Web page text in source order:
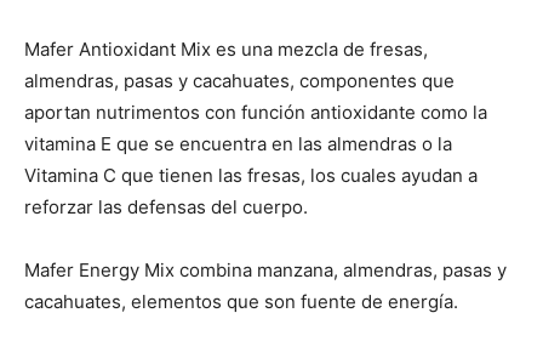
Mafer Antioxidant Mix es una mezcla de fresas,
almendras, pasas y cacahuates, componentes que
aportan nutrimentos con función antioxidante como la
vitamina E que se encuentra en las almendras o la
Vitamina C que tienen las fresas, los cuales ayudan a
reforzar las defensas del cuerpo.
Mafer Energy Mix combina manzana, almendras, pasas y
cacahuates, elementos que son fuente de energía.